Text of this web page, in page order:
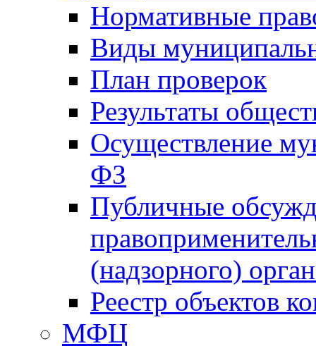
Нормативные
Виды
План проверок
Результаты
Осуществление
ФЗ
Публичные
(надзорного)
Реестр объектов
МФЦ